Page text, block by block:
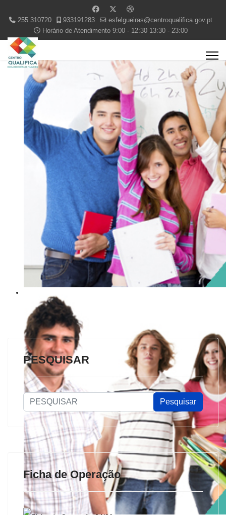
255 310720 933191283
esfelgueiras@centroqualifica.gov.pt
Horário de Atendimento 9:00 - 12:30 13:30 - 23:00
PESQUISAR
PESQUISAR
Pesquisar
Ficha de Operação